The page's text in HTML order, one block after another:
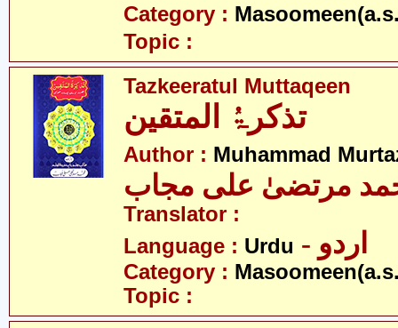
Category :
Topic :
Tazkeeratul Muttaqeen
تذکرۃُ المتقین
Author : Muhammad
مرتضیٰ علی مجاب
Translator :
Language : Urdu - اردو
Category :
Topic :